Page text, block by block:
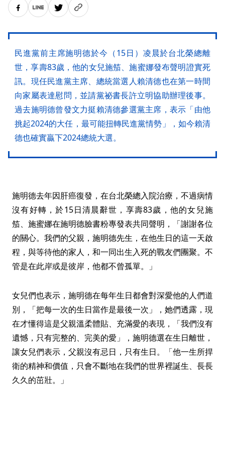
民進黨前主席施明德於今（15日）凌晨於台北榮總離
世，享壽83歲，他的女兒施笳、施蜜娜發布聲明證實死
訊。現任民進黨主席、總統當選人賴清德也在第一時間
向家屬表達慰問，並請黨祕書長許立明協助辦理後事。
過去施明德曾發文力挺賴清德參選黨主席，表示「由他
挑起2024的大任，最可能扭轉民進黨情勢」，如今賴清
德也確實贏下2024總統大選。
施明德去年因肝癌復發，在台北榮總入院治療，不過病情
沒有好轉，於15日清晨辭世，享壽83歲，他的女兒施
笳、施蜜娜在施明德臉書粉專發表共同聲明，「謝謝各位
的關心。我們的父親，施明德先生，在他生日的這一天啟
程，與等待他的家人，和一同出生入死的戰友們團聚。不
管是在此岸或是彼岸，他都不曾孤單。」
女兒們也表示，施明德在每年生日都會對深愛他的人們道
別，「把每一次的生日當作是最後一次」，她們透露，現
在才懂得這是父親溫柔體貼、充滿愛的表現，「我們沒有
遺憾，只有完整的、完美的愛」，施明德選在生日離世，
讓女兒們表示，父親沒有忌日，只有生日。「他一生所捍
衛的精神和價值，只會不斷地在我們的世界裡誕生、長長
久久的茁壯。」